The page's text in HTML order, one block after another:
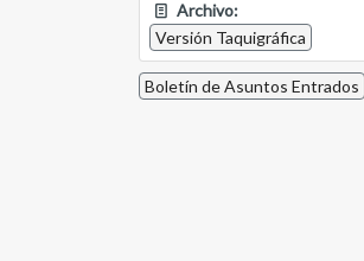
Archivo:
Versión Taquigráfica
Boletín de Asuntos Entrados